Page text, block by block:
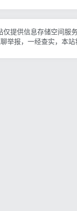
提供信息存储空间服
举报，一经查实，本站